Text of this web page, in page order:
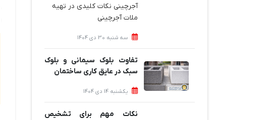
آجرچینی نکات کلیدی در تهیه
ملات آجرچینی
سه شنبه 30 دی 1404
تفاوت بلوک سیمانی و بلوک
سبک در عایق کاری ساختمان
یکشنبه 14 دی 1404
نکات مهم برای تشخیص